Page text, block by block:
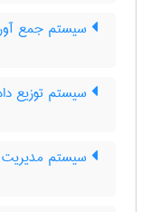
سیستم جمع
سیستم توزیع
سیستم مدیریت